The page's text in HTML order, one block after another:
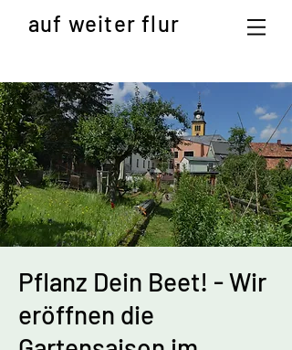
auf weiter flur
Pflanz Dein Beet! - Wir
eröffnen die